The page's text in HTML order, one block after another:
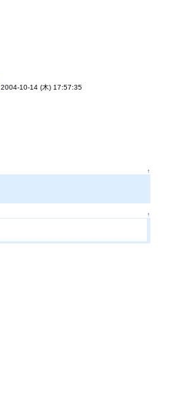
2004-10-14 (木) 17:57:35
↑
↑